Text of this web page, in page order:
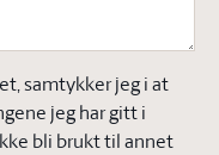
samtykker jeg i at
jeg har gitt i
bli brukt til annet